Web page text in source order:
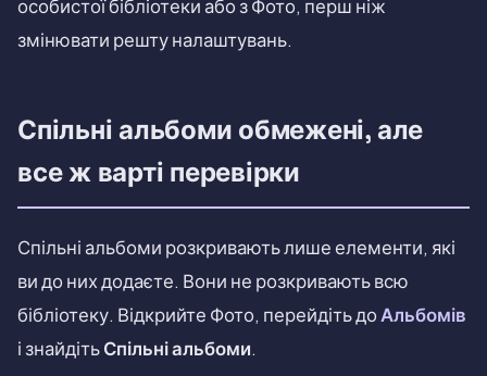
особистої бібліотеки або з Фото, перш ніж
змінювати решту налаштувань.
Спільні альбоми обмежені, але
все ж варті перевірки
Спільні альбоми розкривають лише елементи, які
ви до них додаєте. Вони не розкривають всю
бібліотеку. Відкрийте Фото, перейдіть доАльбомів
і знайдітьСпільні альбоми.